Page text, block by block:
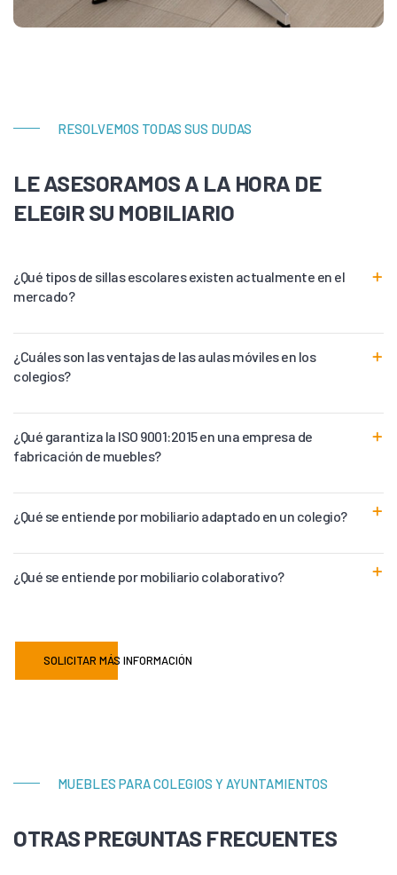
RESOLVEMOS TODAS SUS DUDAS
LE ASESORAMOS A LA HORA DE
ELEGIR SU MOBILIARIO
¿Qué tipos de sillas escolares existen actualmente en el
mercado?
¿Cuáles son las ventajas de las aulas móviles en los
colegios?
¿Qué garantiza la ISO 9001:2015 en una empresa de
fabricación de muebles?
¿Qué se entiende por mobiliario adaptado en un colegio?
¿Qué se entiende por mobiliario colaborativo?
SOLICITAR MÁS INFORMACIÓN
MUEBLES PARA COLEGIOS Y AYUNTAMIENTOS
OTRAS PREGUNTAS FRECUENTES